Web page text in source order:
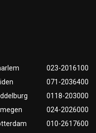
023-2016100
071-2036400
0118-203000
024-2026000
010-2617600